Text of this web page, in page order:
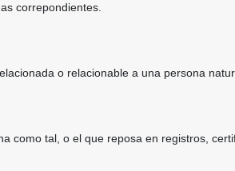
correpondientes.
o relacionable a una persona
como tal, o el que reposa en registros,